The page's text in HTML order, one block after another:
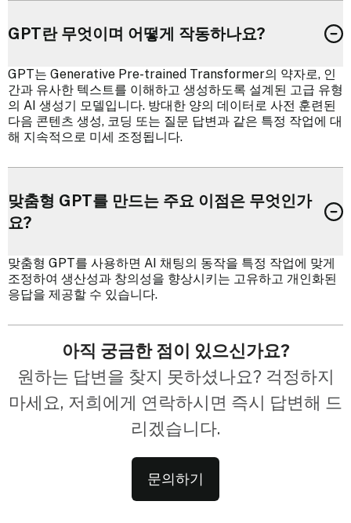
GPT란 무엇이며 어떻게 작동하나요?
GPT는 Generative Pre-trained Transformer의 약자로, 인
간과 유사한 텍스트를 이해하고 생성하도록 설계된 고급 유형
의 AI 생성기 모델입니다. 방대한 양의 데이터로 사전 훈련된
다음 콘텐츠 생성, 코딩 또는 질문 답변과 같은 특정 작업에 대
해 지속적으로 미세 조정됩니다.
맞춤형 GPT를 만드는 주요 이점은 무엇인가
요?
맞춤형 GPT를 사용하면 AI 채팅의 동작을 특정 작업에 맞게
조정하여 생산성과 창의성을 향상시키는 고유하고 개인화된
응답을 제공할 수 있습니다.
아직 궁금한 점이 있으신가요?
원하는 답변을 찾지 못하셨나요? 걱정하지
마세요, 저희에게 연락하시면 즉시 답변해 드
리겠습니다.
문의하기